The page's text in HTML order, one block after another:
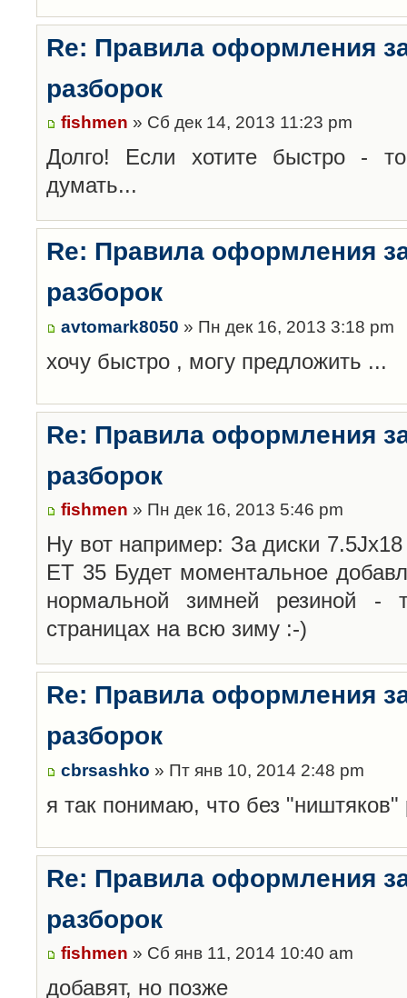
Re: Правила оформления
разборок
fishmen » Сб дек 14, 2013 11:23 pm
Долго! Если хотите быстро -
думать...
Re: Правила оформления
разборок
avtomark8050 » Пн дек 16, 2013 3:18 pm
хочу быстро , могу предложить ...
Re: Правила оформления
разборок
fishmen » Пн дек 16, 2013 5:46 pm
Ну вот например: За диски
ET 35 Будет моментальное
нормальной зимней резиной
страницах на всю зиму :-)
Re: Правила оформления
разборок
cbrsashko » Пт янв 10, 2014 2:48 pm
я так понимаю, что без "ништяков"
Re: Правила оформления
разборок
fishmen » Сб янв 11, 2014 10:40 am
добавят, но позже